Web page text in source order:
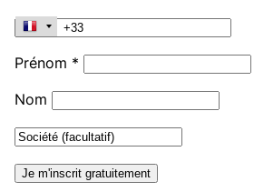
Prénom *
Nom